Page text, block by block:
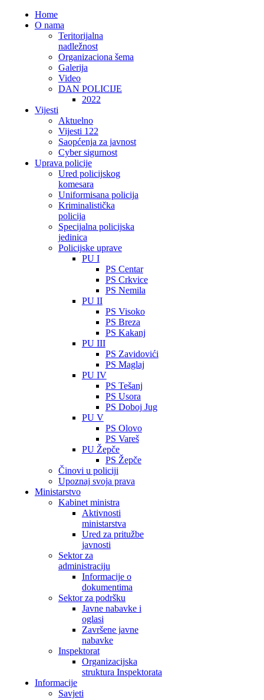
Home
O nama
Teritorijalna
nadležnost
Organizaciona šema
Galerija
Video
DAN POLICIJE
2022
Vijesti
Aktuelno
Vijesti 122
Saopćenja za javnost
Cyber sigurnost
Uprava policije
Ured policijskog
komesara
Uniformisana policija
Kriminalistička
policija
Specijalna policijska
jedinica
Policijske uprave
PU I
PS Centar
PS Crkvice
PS Nemila
PU II
PS Visoko
PS Breza
PS Kakanj
PU III
PS Zavidovići
PS Maglaj
PU IV
PS Tešanj
PS Usora
PS Doboj Jug
PU V
PS Olovo
PS Vareš
PU Žepče
PS Žepče
Činovi u policiji
Upoznaj svoja prava
Ministarstvo
Kabinet ministra
Aktivnosti
ministarstva
Ured za pritužbe
javnosti
Sektor za
administraciju
Informacije o
dokumentima
Sektor za podršku
Javne nabavke i
oglasi
Završene javne
nabavke
Inspektorat
Organizacijska
struktura Inspektorata
Informacije
Savjeti